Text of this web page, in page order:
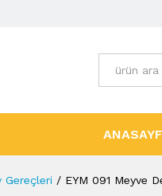
Tüm
Gereçleri / EYM 091 Meyve